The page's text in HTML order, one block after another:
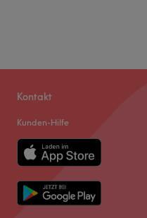
Kontakt
Kunden-Hilfe